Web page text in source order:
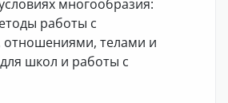
многообразия:
работы с
отношениями, телами и
школ и работы с